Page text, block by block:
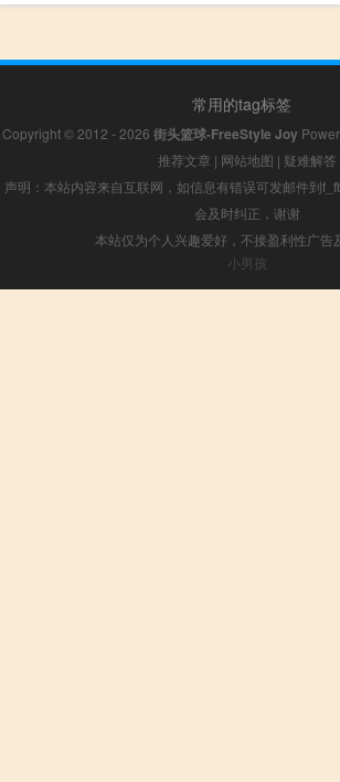
常用的tag标签
Copyright © 2012 - 2026 街头篮球-FreeStyle Joy
推荐文章 | 网站地图 | 疑难解答
声明：本站内容来自互联网，如信息有错误可发邮件到
会及时纠正，谢谢
本站仅为个人兴趣爱好，不接盈利性广告
小男孩